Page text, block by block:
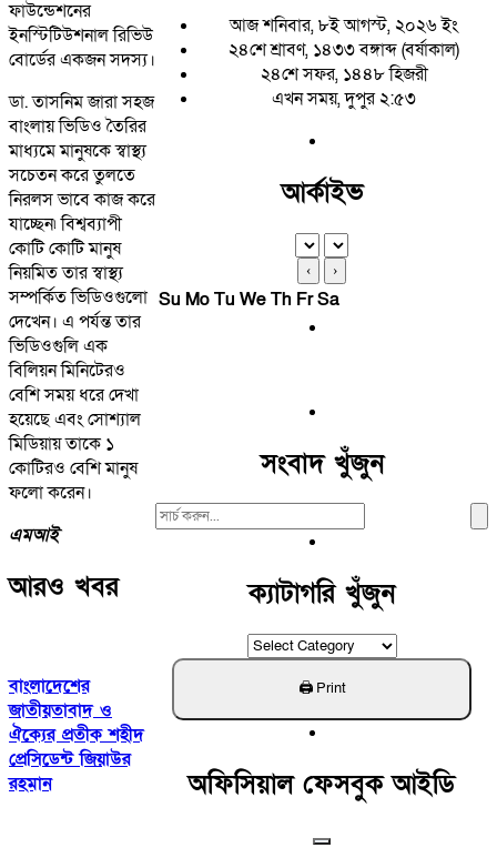
ফাউন্ডেশনের
ইনস্টিটিউশনাল রিভিউ
বোর্ডের একজন সদস্য।
ডা. তাসনিম জারা সহজ
বাংলায় ভিডিও তৈরির
মাধ্যমে মানুষকে স্বাস্থ্য
সচেতন করে তুলতে
নিরলস ভাবে কাজ করে
যাচ্ছেন৷ বিশ্বব্যাপী
কোটি কোটি মানুষ
নিয়মিত তার স্বাস্থ্য
সম্পর্কিত ভিডিওগুলো
দেখেন। এ পর্যন্ত তার
ভিডিওগুলি এক
বিলিয়ন মিনিটেরও
বেশি সময় ধরে দেখা
হয়েছে এবং সোশ্যাল
মিডিয়ায় তাকে ১
কোটিরও বেশি মানুষ
ফলো করেন।
এমআই
আরও খবর
বাংলাদেশের
জাতীয়তাবাদ ও
ঐক্যের প্রতীক শহীদ
প্রেসিডেন্ট জিয়াউর
রহমান
আজ শনিবার, ৮ই আগস্ট, ২০২৬ ইং
২৪শে শ্রাবণ, ১৪৩৩ বঙ্গাব্দ (বর্ষাকাল)
২৪শে সফর, ১৪৪৮ হিজরী
এখন সময়, দুপুর ২:৫৩
আর্কাইভ
‹ ›
Su MoTu WeTh FrSa
সংবাদ খুঁজুন
Search
ক্যাটাগরি খুঁজুন
ক্যাটাগরি
খুঁজুন
অফিসিয়াল ফেসবুক আইডি